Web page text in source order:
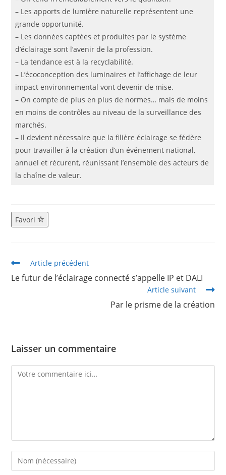
– Les apports de lumière naturelle représentent une
grande opportunité.
– Les données captées et produites par le système
d’éclairage sont l’avenir de la profession.
– La tendance est à la recyclabilité.
– L’écoconception des luminaires et l’affichage de leur
impact environnemental vont devenir de mise.
– On compte de plus en plus de normes… mais de moins
en moins de contrôles au niveau de la surveillance des
marchés.
– Il devient nécessaire que la filière éclairage se fédère
pour travailler à la création d’un événement national,
annuel et récurent, réunissant l’ensemble des acteurs de
la chaîne de valeur.
Favori
Article précédent
Le futur de l’éclairage connecté s’appelle IP et DALI
Article suivant
Par le prisme de la création
Laisser un commentaire